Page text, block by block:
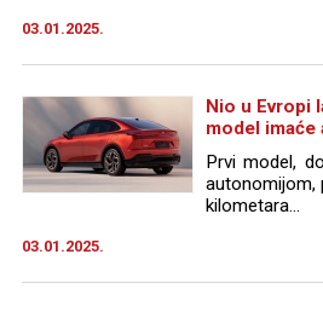
03.01.2025.
Nio u Evropi
model imaće
Prvi model,
autonomijom,
kilometara...
03.01.2025.